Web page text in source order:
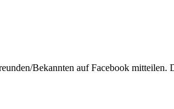
Bekannten auf Facebook